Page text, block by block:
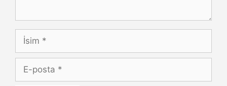
İsim
posta